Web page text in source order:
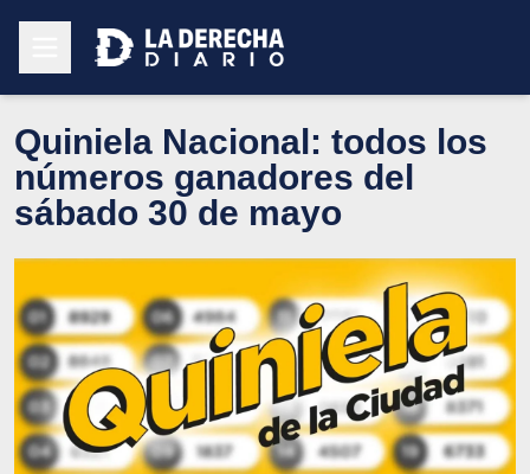
Quiniela Nacional: todos los
números ganadores del
sábado 30 de mayo